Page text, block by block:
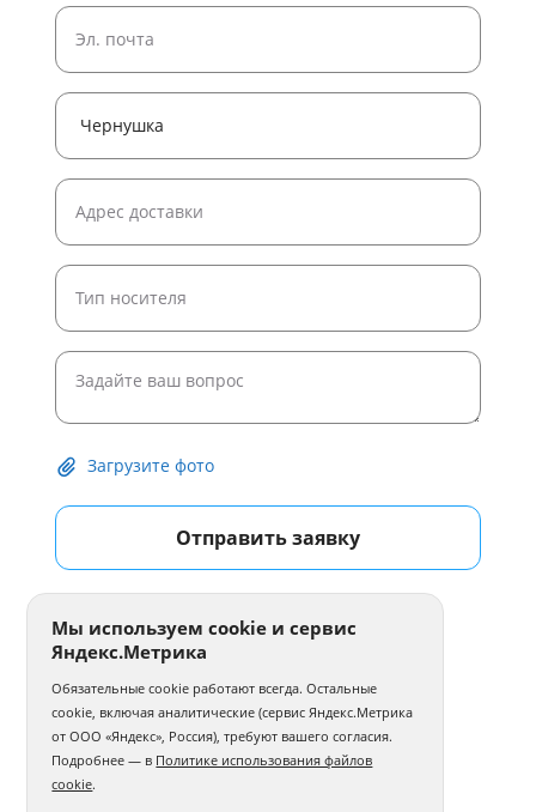
Загрузите фото
Отправить заявку
Мы используем cookie и сервис
Яндекс.Метрика
Обязательные cookie работают всегда. Остальные
cookie, включая аналитические (сервис Яндекс.Метрика
от ООО «Яндекс», Россия), требуют вашего согласия.
Подробнее — в Политике использования файлов
cookie.